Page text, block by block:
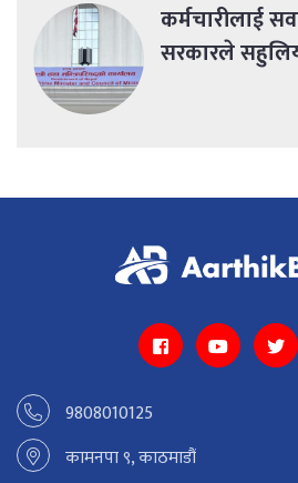
कर्मचारीलाई
सरकारले
9808010125
कामनपा ९, काठमाडौं